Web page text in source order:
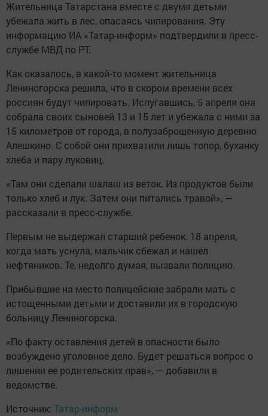
Жительница Татарстана вместе с двумя детьми
убежала жить в лес, опасаясь чипирования. Эту
информацию ИА «Татар-информ» подтвердили в пресс-
службе МВД по РТ.
Как оказалось, в какой-то момент жительница
Лениногорска решила, что в скором времени всех
россиян будут чипировать. Испугавшись, 5 апреля она
собрала своих сыновей 13 и 15 лет и убежала с ними за
15 километров от города, в полузаброшенную деревню
Алешкино. С собой они прихватили лишь топор, буханку
хлеба и пару луковиц.
«Там они сделали шалаш из веток. Из продуктов были
только хлеб и лук. Затем они питались травой», —
рассказали в пресс-службе.
Первым не выдержал старший ребенок. 18 апреля,
когда мать уснула, мальчик сбежал и нашел
нефтяников. Те, недолго думая, вызвали полицию.
Прибывшие на место полицейские забрали мать с
истощенными детьми и доставили их в городскую
больницу Лениногорска.
«По факту оставления детей в опасности было
возбуждено уголовное дело. Будет решаться вопрос о
лишении ее родительских прав», — добавили в
ведомстве.
Источник: Татар-информ